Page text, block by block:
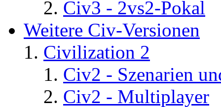
Civ3 - 2vs2-Pokal
Weitere Civ-Versionen
Civilization 2
Civ2 - Szenarien
Civ2 - Multiplayer